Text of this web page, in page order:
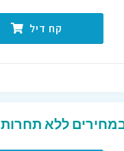
קח דיל
במחירים ללא תחרות